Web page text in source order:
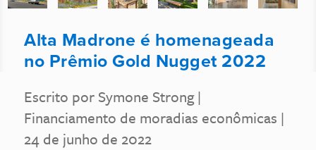
Alta Madrone é homenageada
no Prêmio Gold Nugget 2022
Escrito por Symone Strong|
Financiamento de moradias econômicas |
24 de junho de 2022